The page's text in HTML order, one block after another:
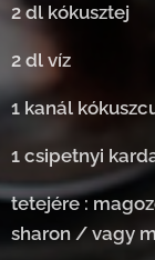
2 dl kókusztej
2 dl víz
1 kanál
1 csipetnyi
tetejére :
sharon / vagy